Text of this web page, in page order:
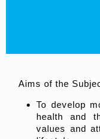
Aims of the
To develop
health and
values and